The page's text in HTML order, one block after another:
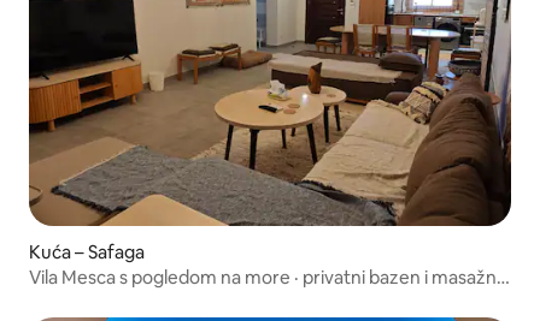
Kuća – Safaga
Vila Mesca s pogledom na more · privatni bazen i masažna